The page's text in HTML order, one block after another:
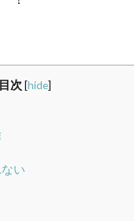
目次 [hide]
い